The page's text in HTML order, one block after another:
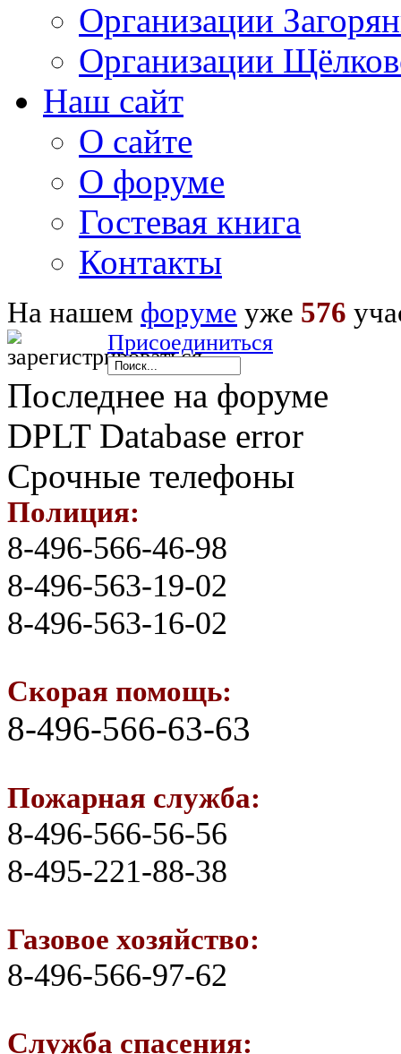
Организации
Организации
Наш сайт
О сайте
О форуме
Гостевая книга
Контакты
На нашем форуме уже 576
Присоединиться
Последнее на форуме
DPLT Database error
Срочные телефоны
Полиция:
8-496-566-46-98
8-496-563-19-02
8-496-563-16-02
Скорая помощь:
8-496-566-63-63
Пожарная служба:
8-496-566-56-56
8-495-221-88-38
Газовое хозяйство:
8-496-566-97-62
Служба спасения: